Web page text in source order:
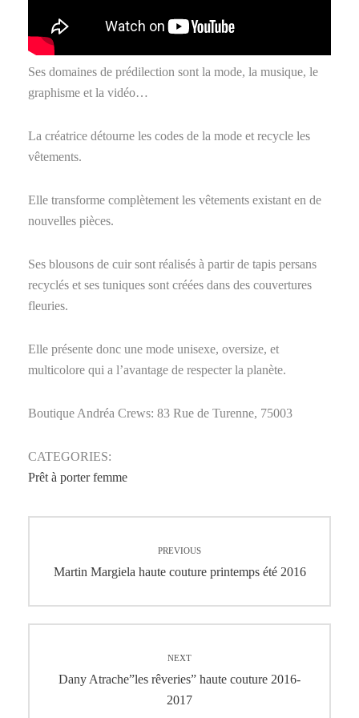
Ses domaines de prédilection sont la mode, la musique, le
graphisme et la vidéo…
La créatrice détourne les codes de la mode et recycle les
vêtements.
Elle transforme complètement les vêtements existant en de
nouvelles pièces.
Ses blousons de cuir sont réalisés à partir de tapis persans
recyclés et ses tuniques sont créées dans des couvertures
fleuries.
Elle présente donc une mode unisexe, oversize, et
multicolore qui a l’avantage de respecter la planète.
Boutique Andréa Crews: 83 Rue de Turenne, 75003
CATEGORIES:
Prêt à porter femme
de
l’article
PREVIOUS
Previous
Martin Margiela haute couture printemps été 2016
NEXT
Next
Dany Atrache”les rêveries” haute couture 2016-
2017